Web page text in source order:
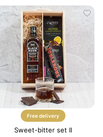
Free delivery
Sweet-bitter set II